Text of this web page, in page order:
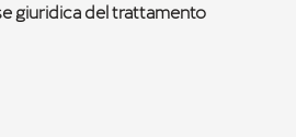
giuridica del trattamento